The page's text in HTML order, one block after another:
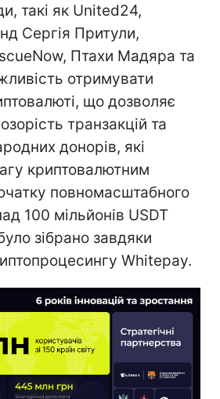
такі як United24,
Сергія Притули,
Птахи Мадяра та
отримувати
що дозволяє
транзакцій та
донорів, які
криптовалютним
повномасштабного
100 мільйонів USDT
зібрано завдяки
Whitepay.